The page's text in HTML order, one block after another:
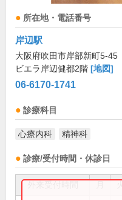
所在地・電話番号
岸辺駅
大阪府吹田市岸部新町5-45
ビエラ岸辺健都2階 [地図]
06-6170-1741
診療科目
心療内科 精神科
診療/受付時間・休診日